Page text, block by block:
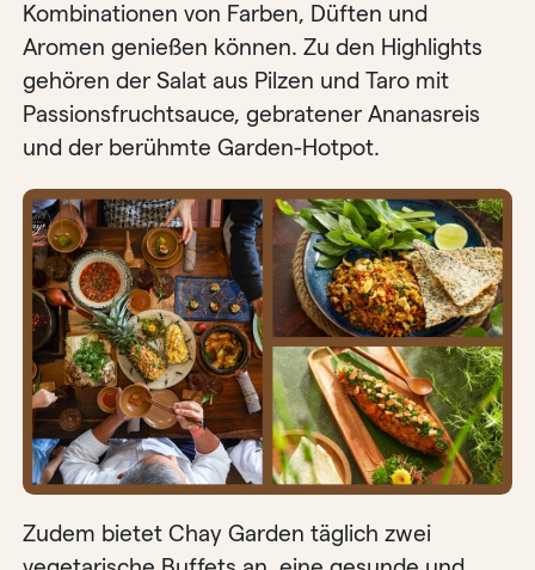
Kombinationen von Farben, Düften und
Aromen genießen können. Zu den Highlights
gehören der Salat aus Pilzen und Taro mit
Passionsfruchtsauce, gebratener Ananasreis
und der berühmte Garden-Hotpot.
Zudem bietet Chay Garden täglich zwei